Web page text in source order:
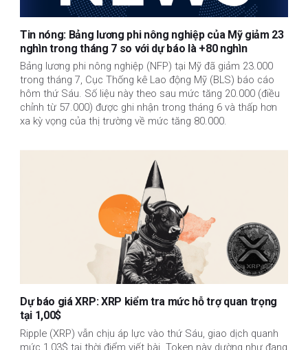
Tin nóng: Bảng lương phi nông nghiệp của Mỹ giảm 23
nghìn trong tháng 7 so với dự báo là +80 nghìn
Bảng lương phi nông nghiệp (NFP) tại Mỹ đã giảm 23.000
trong tháng 7, Cục Thống kê Lao động Mỹ (BLS) báo cáo
hôm thứ Sáu. Số liệu này theo sau mức tăng 20.000 (điều
chỉnh từ 57.000) được ghi nhận trong tháng 6 và thấp hơn
xa kỳ vọng của thị trường về mức tăng 80.000.
Dự báo giá XRP: XRP kiểm tra mức hỗ trợ quan trọng
tại 1,00$
Ripple (XRP) vẫn chịu áp lực vào thứ Sáu, giao dịch quanh
mức 1,03$ tại thời điểm viết bài. Token này dường như đang